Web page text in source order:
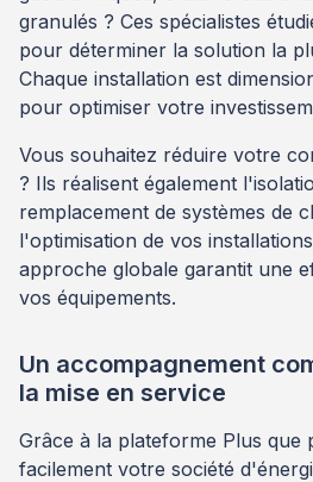
granulés ? Ces spécialistes
pour déterminer la solution la
Chaque installation est
pour optimiser votre
Vous souhaitez réduire votre
? Ils réalisent également
remplacement de systèmes de
l'optimisation de vos
approche globale garantit une
vos équipements.
Un accompagnement
la mise en service
Grâce à la plateforme Plus que
facilement votre société